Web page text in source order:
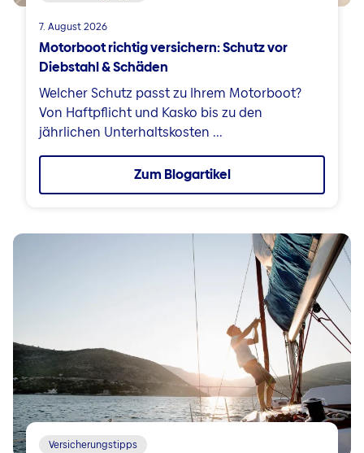
7. August 2026
Motorboot richtig versichern: Schutz vor
Diebstahl & Schäden
Welcher Schutz passt zu Ihrem Motorboot?
Von Haftpflicht und Kasko bis zu den
jährlichen Unterhaltskosten ...
Zum Blogartikel
Versicherungstipps